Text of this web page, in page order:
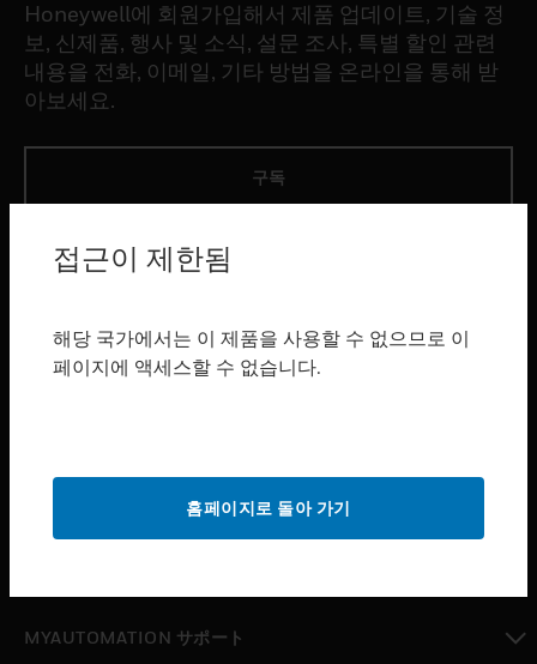
Honeywell에 회원가입해서 제품 업데이트, 기술 정
보, 신제품, 행사 및 소식, 설문 조사, 특별 할인 관련
내용을 전화, 이메일, 기타 방법을 온라인을 통해 받
아보세요.
구독
제품
toggle view
서비스
MYAUTOMATION サポート
접근이 제한됨
해당 국가에서는 이 제품을 사용할 수 없으므로 이
페이지에 액세스할 수 없습니다.
홈페이지로 돌아 가기